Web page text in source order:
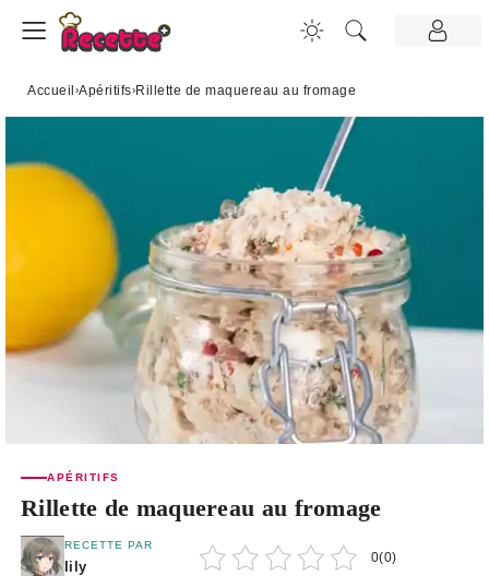
Accueil ›Apéritifs›Rillette de maquereau au fromage
APÉRITIFS
Rillette de maquereau au fromage
RECETTE PAR
lily
0(0)